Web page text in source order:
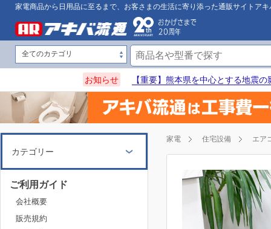
家電商品から日用品に至るまで、お客さまの生活に寄り添った通販サイトアキ
お知らせ 【重要】熊本県を中心とする地震
家電 住宅設備 エア
カテゴリー
ご利用ガイド
会社概要
販売規約